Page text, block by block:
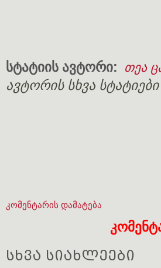
სტატიის ავტორი: თეა
ავტორის სხვა სტატიები
კომენტარის დამატება
სხვა სიახლეები